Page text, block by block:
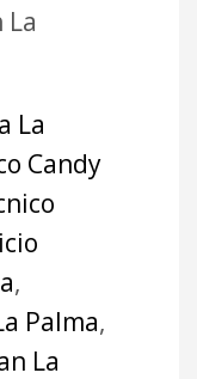
La
Candy
,
Palma,
La